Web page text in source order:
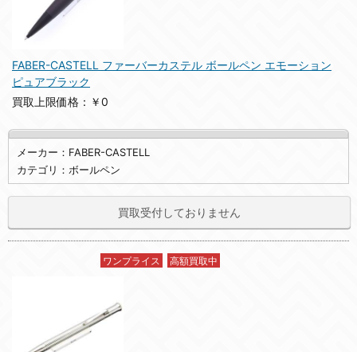
FABER-CASTELL ファーバーカステル ボールペン エモーション
ピュアブラック
買取上限価格：￥0
メーカー：FABER-CASTELL
カテゴリ：ボールペン
買取受付しておりません
ワンプライス 高額買取中